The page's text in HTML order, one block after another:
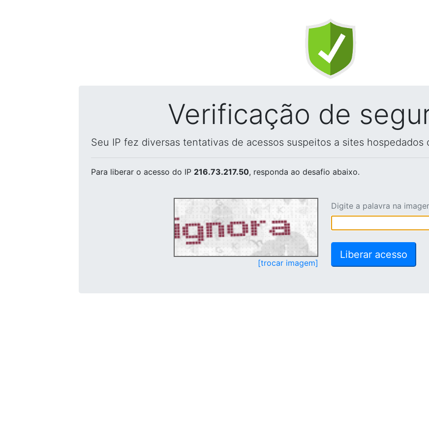
Verificação de
Seu IP fez diversas tentativas de acessos suspeitos a sites hospedados
Para liberar o acesso do IP 216.73.217.50, responda ao desafio abaixo.
[trocar imagem]
Digite a palavra na